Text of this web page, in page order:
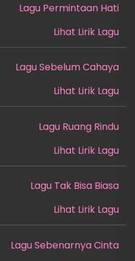
Lagu Permintaan Hati
Lihat Lirik Lagu
Lagu Sebelum Cahaya
Lihat Lirik Lagu
Lagu Ruang Rindu
Lihat Lirik Lagu
Lagu Tak Bisa Biasa
Lihat Lirik Lagu
Lagu Sebenarnya Cinta